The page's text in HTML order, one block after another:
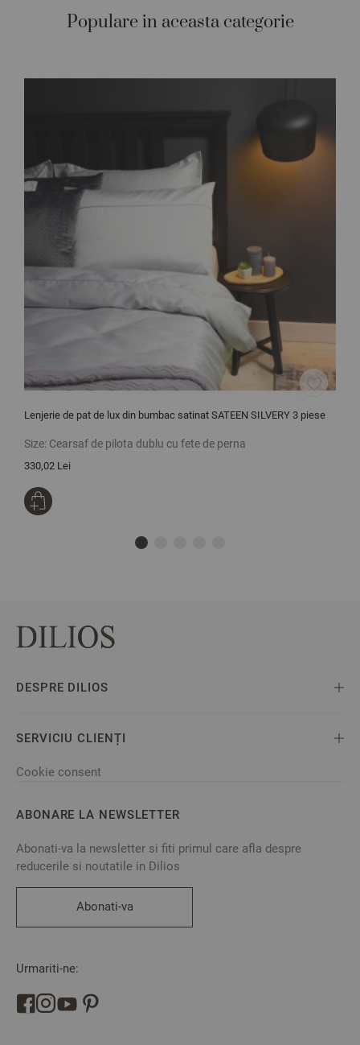
Populare in aceasta categorie
Lenjerie de pat de lux din bumbac satinat SATEEN SILVERY 3 piese
Size: Cearsaf de pilota dublu cu fete de perna
330,02 Lei
DESPRE DILIOS
SERVICIU CLIENȚI
Cookie consent
ABONARE LA NEWSLETTER
Abonati-va la newsletter si fiti primul care afla despre
reducerile si noutatile in Dilios
Abonati-va
Urmariti-ne: